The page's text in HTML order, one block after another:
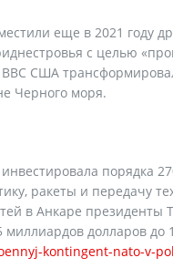
еще в 2021 году
с целью
США
Черного моря.
порядка
ракеты и передачу
в Анкаре
миллиардов долларов
kontingent-nato-v-